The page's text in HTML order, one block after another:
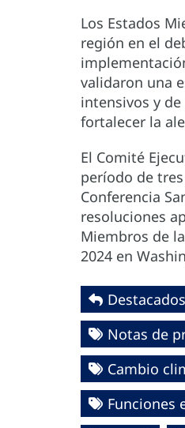
Los Estados
región en el
validaron una
intensivos y
fortalecer la
El Comité
período de
Conferencia
resoluciones
Miembros de
2024 en
Notas de
Cambio
Funciones